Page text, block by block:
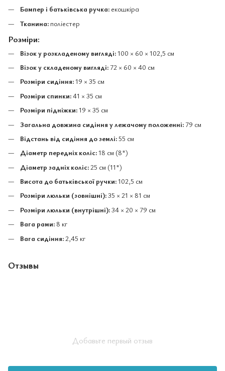
Бампер і батьківська ручка: екошкіра
Тканина: поліестер
Розміри:
Візок у розкладеному вигляді:100 × 60 × 102,5 см
Візок у складеному вигляді:72 × 60 × 40 см
Розміри сидіння:19 × 35 см
Розміри спинки:41 × 35 см
Розміри підніжки:19 × 35 см
Загальна довжина сидіння у лежачому положенні:79 см
Відстань від сидіння до землі:55 см
Діаметр передніх коліс:18 см (8")
Діаметр задніх коліс:25 см (11")
Висота до батьківської ручки:102,5 см
Розміри люльки (зовнішні):35 × 21 × 81 см
Розміри люльки (внутрішні):34 × 20 × 79 см
Вага рами: 8 кг
Вага сидіння:2,45 кг
Отзывы
Добавьте первый отзыв